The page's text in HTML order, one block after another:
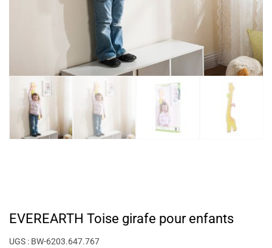
EVEREARTH Toise girafe pour enfants
UGS : BW-6203.647.767